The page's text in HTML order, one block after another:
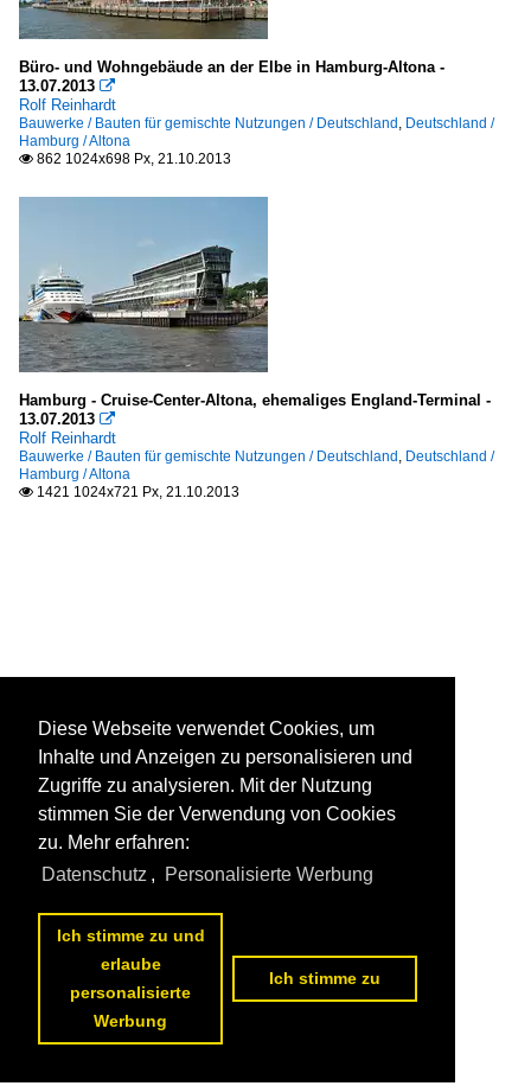
Büro- und Wohngebäude an der Elbe in Hamburg-Altona -
13.07.2013 
Rolf Reinhardt
Bauwerke / Bauten für gemischte Nutzungen / Deutschland , Deutschland /
Hamburg / Altona
 862 1024x698 Px, 21.10.2013
Hamburg - Cruise-Center-Altona, ehemaliges England-Terminal -
13.07.2013 
Rolf Reinhardt
Bauwerke / Bauten für gemischte Nutzungen / Deutschland , Deutschland /
Hamburg / Altona
 1421 1024x721 Px, 21.10.2013
Diese Webseite verwendet Cookies, um
Inhalte und Anzeigen zu personalisieren und
Zugriffe zu analysieren. Mit der Nutzung
stimmen Sie der Verwendung von Cookies
zu. Mehr erfahren:
Datenschutz , Personalisierte Werbung
Ich stimme zu und
erlaube
personalisierte
Werbung
Ich stimme zu